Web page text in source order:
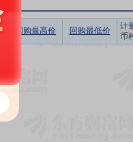
回购最高价 回购最低价
计
币